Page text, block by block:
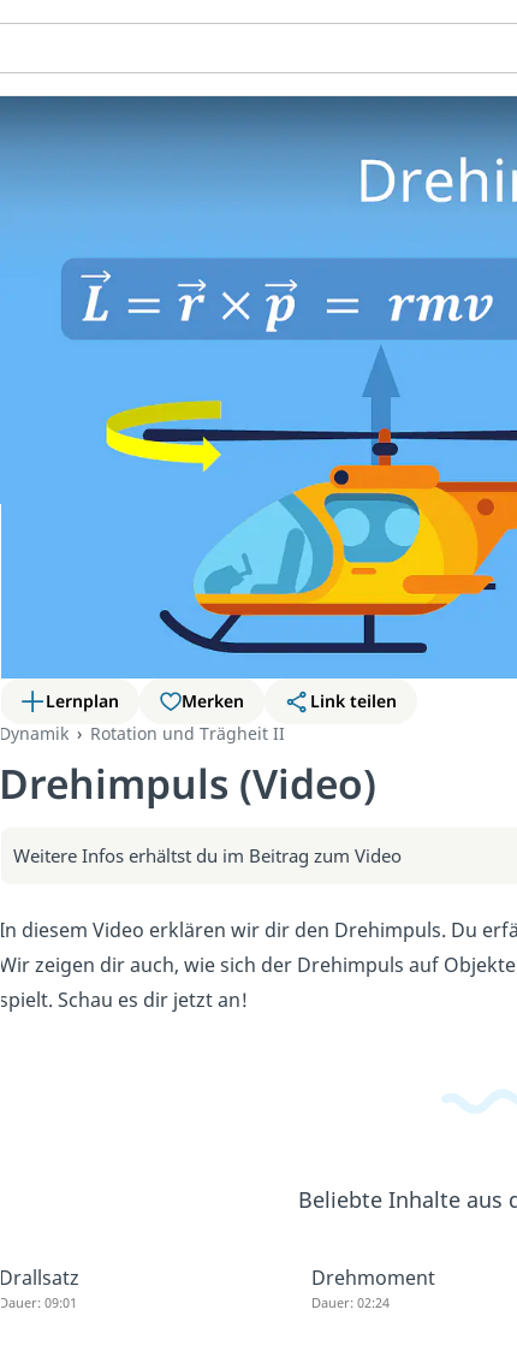
Lernplan Merken
Link teilen
Dynamik
Rotation und Trägheit II
Drehimpuls (Video)
Weitere Infos erhältst du im Beitrag zum Video
In diesem Video erklären wir dir den Drehimpuls. Du
Wir zeigen dir auch, wie sich der Drehimpuls auf
spielt. Schau es dir jetzt an!
Beliebte Inhalte aus
Drallsatz
Dauer: 09:01
Drehmoment
Dauer: 02:24